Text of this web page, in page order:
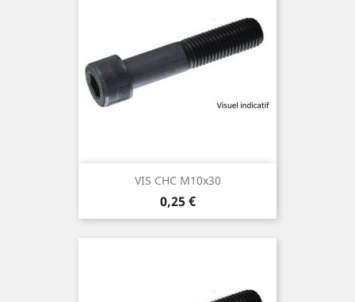
VIS CHC M10x30
Prix
0,25 €